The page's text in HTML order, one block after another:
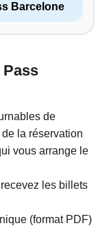
Barcelone
Pass
de
la réservation
vous arrange le
les billets
(format PDF)